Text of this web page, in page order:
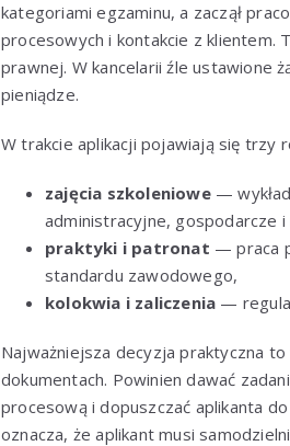
kategoriami egzaminu, a zaczął
procesowych i kontakcie z klientem.
prawnej. W kancelarii źle ustawione
pieniądze.
W trakcie aplikacji pojawiają się trzy
zajęcia szkoleniowe—
administracyjne, gospodarcze
praktyki i patronat — praca
standardu zawodowego,
kolokwia i zaliczenia —
Najważniejsza decyzja praktyczna
dokumentach. Powinien dawać
procesową i dopuszczać aplikanta
oznacza, że aplikant musi